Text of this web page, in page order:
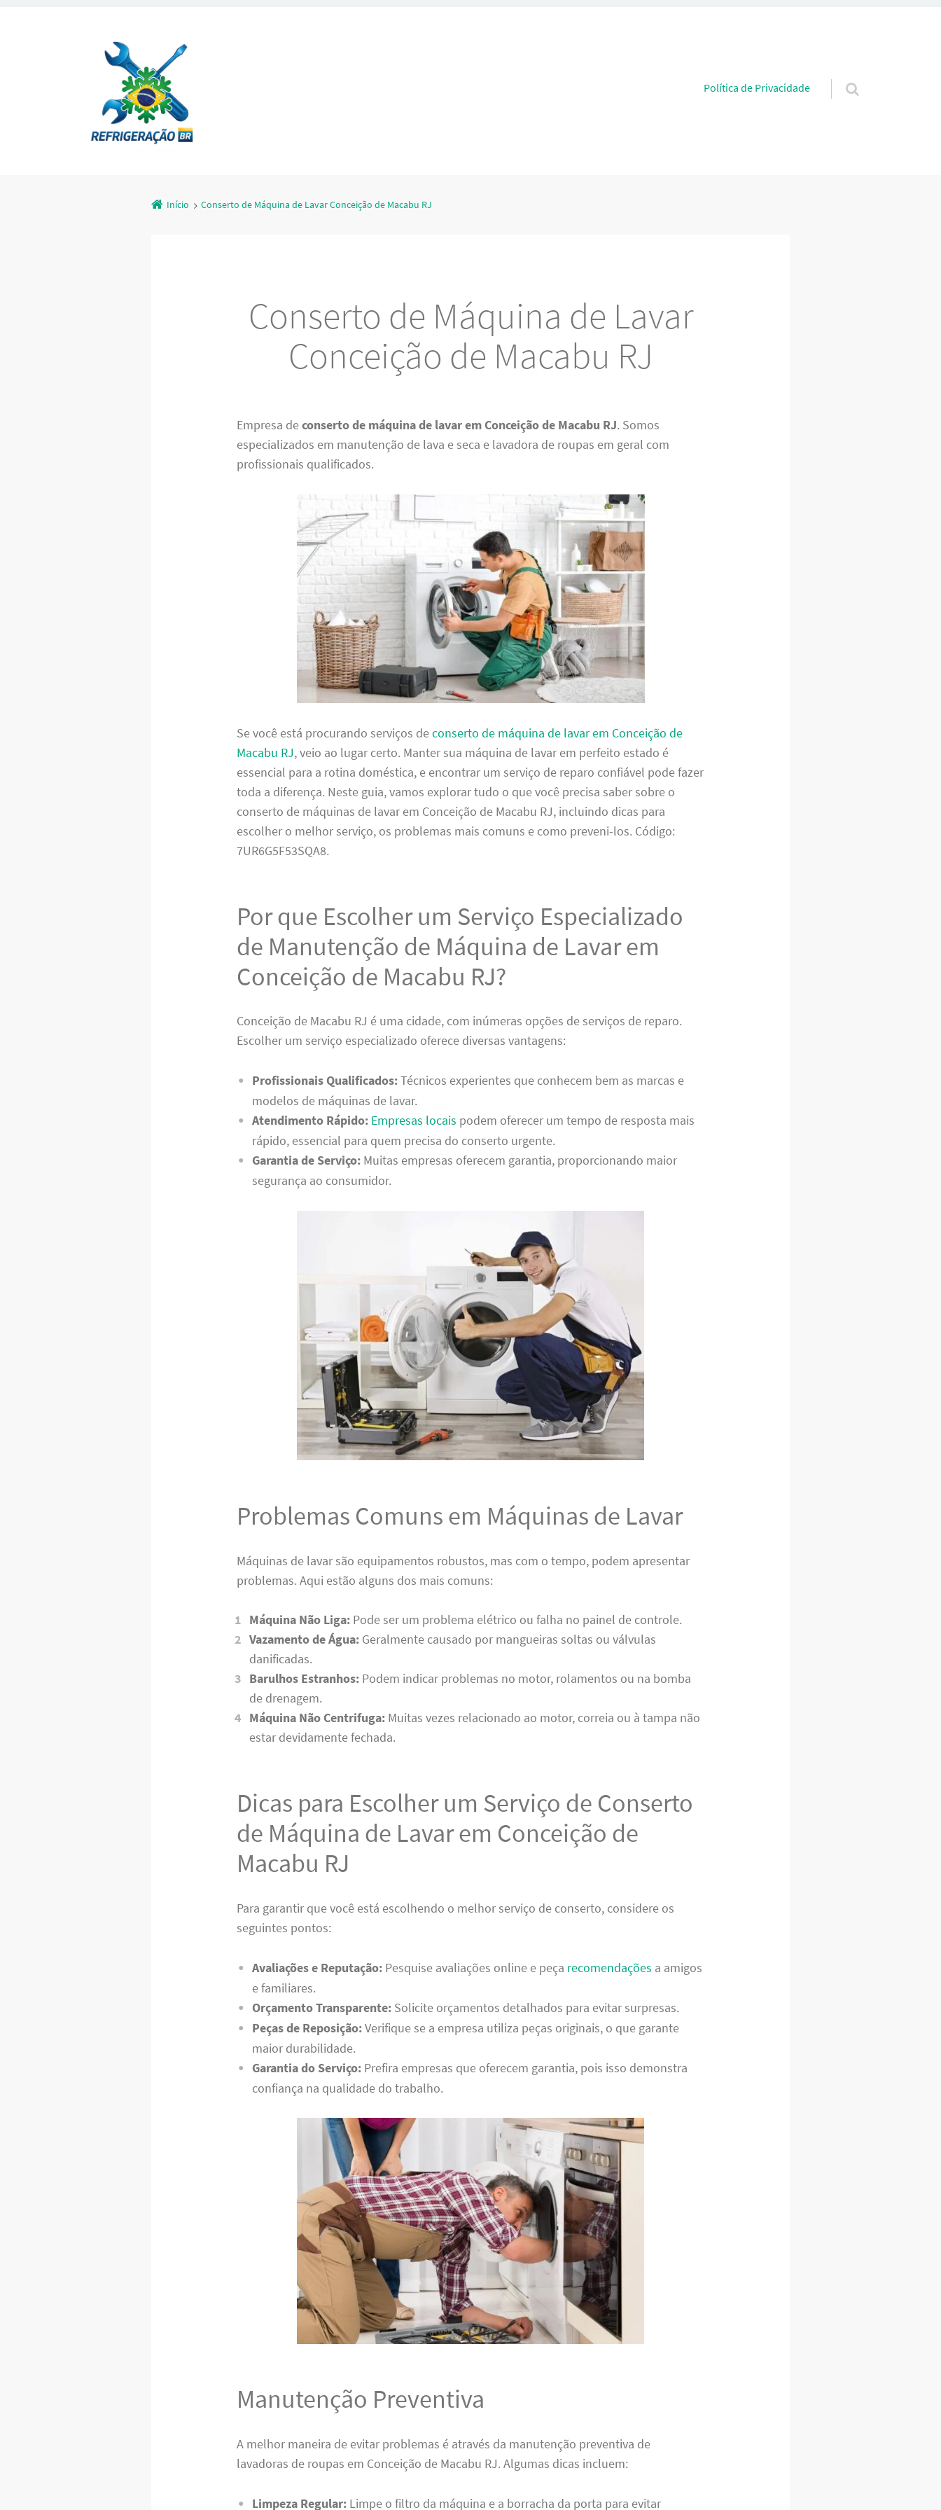
Pular para o conteúdo
Política de Privacidade
Início Conserto de Máquina de Lavar Conceição de Macabu RJ
Conserto de Máquina de Lavar
Conceição de Macabu RJ
Empresa deconserto de máquina de lavar em Conceição de Macabu RJ. Somos
especializados em manutenção de lava e seca e lavadora de roupas em geral com
profissionais qualificados.
Se você está procurando serviços deconserto de máquina de lavar em Conceição de
Macabu RJ, veio ao lugar certo. Manter sua máquina de lavar em perfeito estado é
essencial para a rotina doméstica, e encontrar um serviço de reparo confiável pode fazer
toda a diferença. Neste guia, vamos explorar tudo o que você precisa saber sobre o
conserto de máquinas de lavar em Conceição de Macabu RJ, incluindo dicas para
escolher o melhor serviço, os problemas mais comuns e como preveni-los. Código:
7UR6G5F53SQA8.
Por que Escolher um Serviço Especializado
de Manutenção de Máquina de Lavar em
Conceição de Macabu RJ?
Conceição de Macabu RJ é uma cidade, com inúmeras opções de serviços de reparo.
Escolher um serviço especializado oferece diversas vantagens:
Profissionais Qualificados:Técnicos experientes que conhecem bem as marcas e
modelos de máquinas de lavar.
Atendimento Rápido: Empresas locais podem oferecer um tempo de resposta mais
rápido, essencial para quem precisa do conserto urgente.
Garantia de Serviço:Muitas empresas oferecem garantia, proporcionando maior
segurança ao consumidor.
Problemas Comuns em Máquinas de Lavar
Máquinas de lavar são equipamentos robustos, mas com o tempo, podem apresentar
problemas. Aqui estão alguns dos mais comuns:
Máquina Não Liga:Pode ser um problema elétrico ou falha no painel de controle.
Vazamento de Água:Geralmente causado por mangueiras soltas ou válvulas
danificadas.
Barulhos Estranhos:Podem indicar problemas no motor, rolamentos ou na bomba
de drenagem.
Máquina Não Centrifuga:Muitas vezes relacionado ao motor, correia ou à tampa não
estar devidamente fechada.
Dicas para Escolher um Serviço de Conserto
de Máquina de Lavar em Conceição de
Macabu RJ
Para garantir que você está escolhendo o melhor serviço de conserto, considere os
seguintes pontos:
Avaliações e Reputação:Pesquise avaliações online e peça recomendações a amigos
e familiares.
Orçamento Transparente:Solicite orçamentos detalhados para evitar surpresas.
Peças de Reposição:Verifique se a empresa utiliza peças originais, o que garante
maior durabilidade.
Garantia do Serviço:Prefira empresas que oferecem garantia, pois isso demonstra
confiança na qualidade do trabalho.
Manutenção Preventiva
A melhor maneira de evitar problemas é através da manutenção preventiva de
lavadoras de roupas em Conceição de Macabu RJ. Algumas dicas incluem:
Limpeza Regular:Limpe o filtro da máquina e a borracha da porta para evitar